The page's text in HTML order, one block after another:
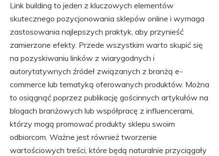
Link building to jeden z kluczowych elementów
skutecznego pozycjonowania sklepów online i wymaga
zastosowania najlepszych praktyk, aby przynieść
zamierzone efekty. Przede wszystkim warto skupić się
na pozyskiwaniu linków z wiarygodnych i
autorytatywnych źródeł związanych z branżą e-
commerce lub tematyką oferowanych produktów. Można
to osiągnąć poprzez publikację gościnnych artykułów na
blogach branżowych lub współpracę z influencerami,
którzy mogą promować produkty sklepu swoim
odbiorcom. Ważne jest również tworzenie
wartościowych treści, które będą naturalnie przyciągały